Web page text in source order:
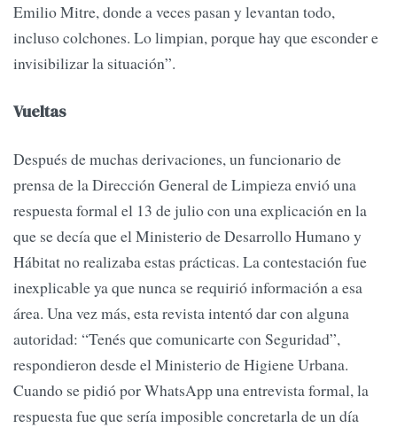
Emilio Mitre, donde a veces pasan y levantan todo,
incluso colchones. Lo limpian, porque hay que esconder e
invisibilizar la situación”.
Vueltas
Después de muchas derivaciones, un funcionario de
prensa de la Dirección General de Limpieza envió una
respuesta formal el 13 de julio con una explicación en la
que se decía que el Ministerio de Desarrollo Humano y
Hábitat no realizaba estas prácticas. La contestación fue
inexplicable ya que nunca se requirió información a esa
área. Una vez más, esta revista intentó dar con alguna
autoridad: “Tenés que comunicarte con Seguridad”,
respondieron desde el Ministerio de Higiene Urbana.
Cuando se pidió por WhatsApp una entrevista formal, la
respuesta fue que sería imposible concretarla de un día